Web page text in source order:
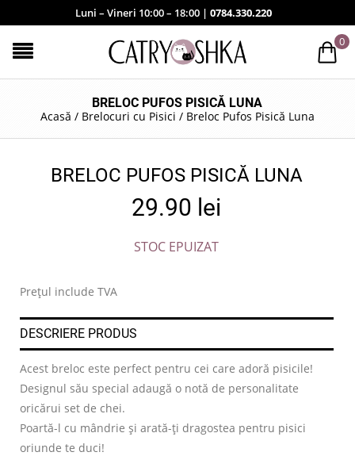
Luni – Vineri 10:00 – 18:00 | 0784.330.220
0
BRELOC PUFOS PISICĂ LUNA
Acasă / Brelocuri cu Pisici / Breloc Pufos Pisică Luna
BRELOC PUFOS PISICĂ LUNA
29.90 lei
STOC EPUIZAT
Prețul include TVA
DESCRIERE PRODUS
Acest breloc este perfect pentru cei care adoră pisicile!
Designul său special adaugă o notă de personalitate
oricărui set de chei.
Poartă-l cu mândrie și arată-ți dragostea pentru pisici
oriunde te duci!